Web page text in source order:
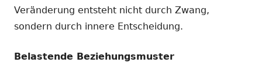
Veränderung entsteht nicht durch Zwang,
sondern durch innere Entscheidung.
Belastende Beziehungsmuster